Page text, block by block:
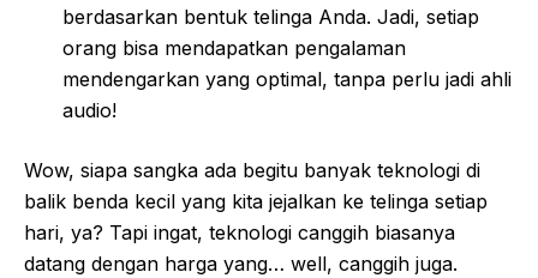
berdasarkan bentuk telinga Anda. Jadi, setiap
orang bisa mendapatkan pengalaman
mendengarkan yang optimal, tanpa perlu jadi ahli
audio!
Wow, siapa sangka ada begitu banyak teknologi di
balik benda kecil yang kita jejalkan ke telinga setiap
hari, ya? Tapi ingat, teknologi canggih biasanya
datang dengan harga yang… well, canggih juga.